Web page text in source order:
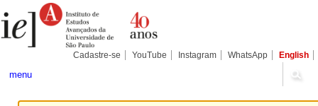
para
conteúdo.
Pessoais
Cadastre-se YouTube Instagram WhatsApp English
menu